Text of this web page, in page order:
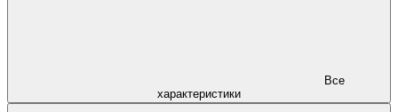
характеристики